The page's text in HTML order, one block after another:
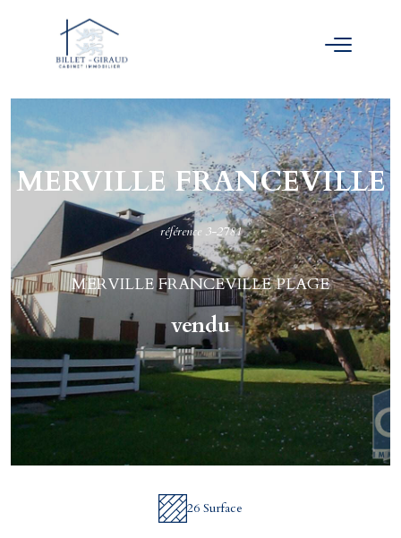
MERVILLE FRANCEVILLE
référence 3-2781
MERVILLE FRANCEVILLE PLAGE
vendu
26 Surface